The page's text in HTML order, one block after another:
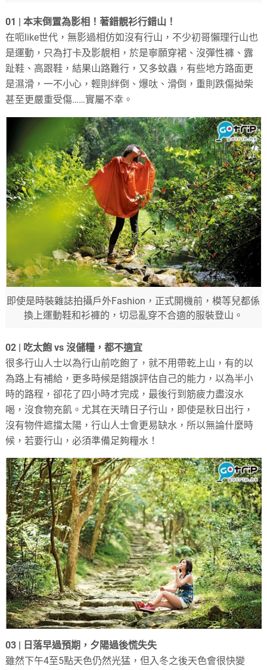
01 | 本末倒置為影相！著錯靚衫行錯山！
在呃like世代，無影過相仿如沒有行山，不少初哥懶理行山也
是運動，只為打卡及影靚相，於是寧願穿裙、沒彈性褲、露
趾鞋、高跟鞋，結果山路難行，又多蚊蟲，有些地方路面更
是濕滑，一不小心，輕則絆倒、爆呔、滑倒，重則跌傷拗柴
甚至更嚴重受傷……實屬不幸。
即使是時裝雜誌拍攝戶外Fashion，正式開機前，模等兒都係
換上運動鞋和衫褲的，切忌亂穿不合適的服裝登山。
02 | 吃太飽 vs 沒儲糧，都不適宜
很多行山人士以為行山前吃飽了，就不用帶乾上山，有的以
為路上有補給，更多時候是錯誤評估自己的能力，以為半小
時的路程，卻花了四小時才完成，最後行到筋疲力盡沒水
喝，沒食物充飢。尤其在天晴日子行山，即使是秋日出行，
沒有物件遮擋太陽，行山人士會更易缺水，所以無論什麼時
候，若要行山，必須準備足夠糧水！
03 | 日落早過預期，夕陽過後慌失失
雖然下午4至5點天色仍然光猛，但入冬之後天色會很快變